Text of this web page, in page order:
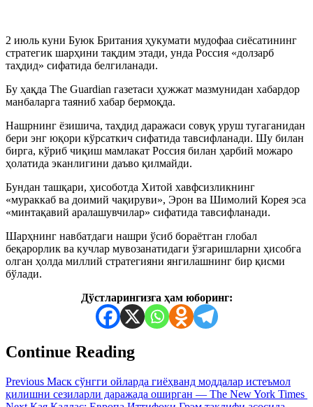
2 июль куни Буюк Британия ҳукумати мудофаа сиёсатининг
стратегик шарҳини тақдим этади, унда Россия «долзарб
таҳдид» сифатида белгиланади.
Бу ҳақда The Guardian газетаси ҳужжат мазмунидан хабардор
манбаларга таяниб хабар бермоқда.
Нашрнинг ёзишича, таҳдид даражаси совуқ уруш тугаганидан
бери энг юқори кўрсаткич сифатида тавсифланади. Шу билан
бирга, кўриб чиқиш мамлакат Россия билан ҳарбий можаро
ҳолатида эканлигини даъво қилмайди.
Бундан ташқари, ҳисоботда Хитой хавфсизликнинг
«мураккаб ва доимий чақируви», Эрон ва Шимолий Корея эса
«минтақавий аралашувчилар» сифатида тавсифланади.
Шарҳнинг навбатдаги нашри ўсиб бораётган глобал
беқарорлик ва кучлар мувозанатидаги ўзгаришларни ҳисобга
олган ҳолда миллий стратегияни янгилашнинг бир қисми
бўлади.
Дўстларингизга ҳам юборинг:
Continue Reading
Previous Маск сўнгги ойларда гиёҳванд моддалар истеъмол
қилишни сезиларли даражада оширган — The New York Times